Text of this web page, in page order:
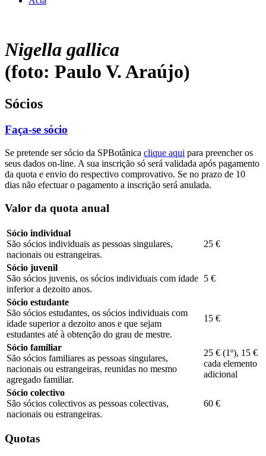
Nigella gallica
(foto: Paulo V. Araújo)
Sócios
Faça-se sócio
Se pretende ser sócio da SPBotânica clique aqui para preencher os
seus dados on-line. A sua inscrição só será validada após pagamento
da quota e envio do respectivo comprovativo. Se no prazo de 10
dias não efectuar o pagamento a inscrição será anulada.
Valor da quota anual
Sócio individual
São sócios individuais as pessoas singulares,
nacionais ou estrangeiras.
25 €
Sócio juvenil
São sócios juvenis, os sócios individuais com idade
inferior a dezoito anos.
5 €
Sócio estudante
São sócios estudantes, os sócios individuais com
idade superior a dezoito anos e que sejam
estudantes até à obtenção do grau de mestre.
15 €
Sócio familiar
São sócios familiares as pessoas singulares,
nacionais ou estrangeiras, reunidas no mesmo
agregado familiar.
25 € (1º), 15 €
cada elemento
adicional
Sócio colectivo
São sócios colectivos as pessoas colectivas,
nacionais ou estrangeiras.
60 €
Quotas